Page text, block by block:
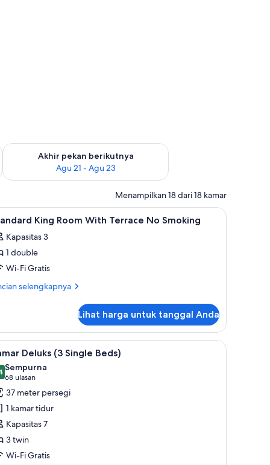
Agu 14 - Agu 16
Akhir pekan berikutnya
Agu 21 - Agu 23
Periksa ketersediaan untuk akhir pekan berikutnya Agu 21 -
Menampilkan 18 dari 18 kamar
dan kedap suara Brankas, meja kerja, tirai kedap cahaya, dan
1 King Room With Terrace No Smoking
Kapasitas 3
1 double
Wi-Fi Gratis
selengkapnya
Lihat harga untuk tanggal Anda
Twin Bed) | Brankas, meja kerja, tirai kedap cahaya, dan kedap suara
Kamar Deluks (3 Single Beds) | Brankas,
6 Deluks (3 Single Beds)
dari 10
Sempurna
68 ulasan
(68
ulasan)
37 meter persegi
1 kamar tidur
Kapasitas 7
3 twin
Wi-Fi Gratis